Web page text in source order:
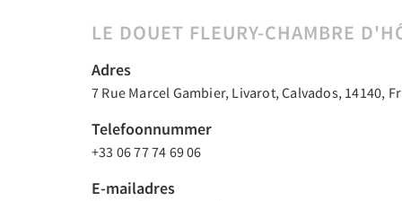
LE DOUET FLEURY-CHAMBRE
Adres
7 Rue Marcel Gambier, Livarot, Calvados, 14140,
Telefoonnummer
+33 06 77 74 69 06
E-mailadres